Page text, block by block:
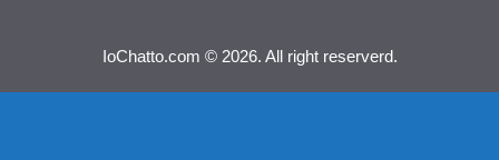
IoChatto.com © 2026. All right reserverd.